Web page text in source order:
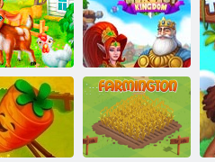
günleri En İyisi Krallık